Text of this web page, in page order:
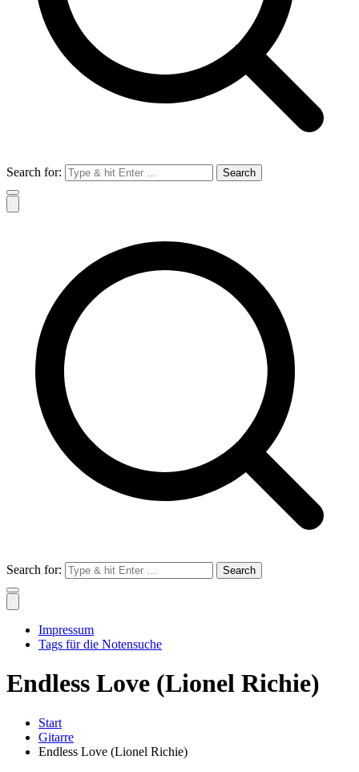
Search for:
Search for:
Impressum
Tags für die Notensuche
Endless Love (Lionel Richie)
Start
Gitarre
Endless Love (Lionel Richie)